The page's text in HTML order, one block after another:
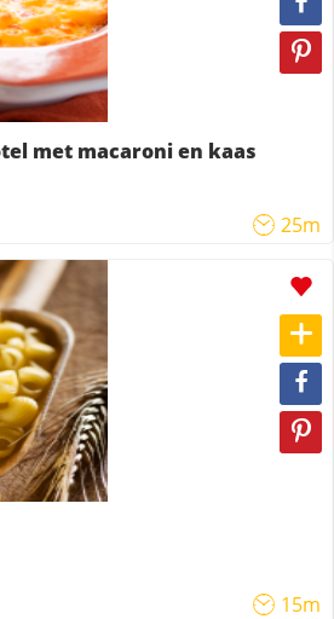
met macaroni en kaas
25m
15m